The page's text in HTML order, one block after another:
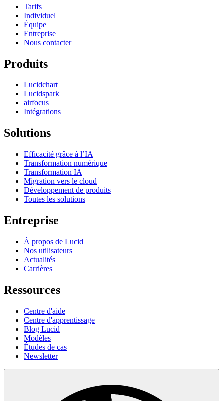
Tarifs
Individuel
Équipe
Entreprise
Nous contacter
Produits
Lucidchart
Lucidspark
airfocus
Intégrations
Solutions
Efficacité grâce à l’IA
Transformation numérique
Transformation IA
Migration vers le cloud
Développement de produits
Toutes les solutions
Entreprise
À propos de Lucid
Nos utilisateurs
Actualités
Carrières
Ressources
Centre d'aide
Centre d'apprentissage
Blog Lucid
Modèles
Études de cas
Newsletter